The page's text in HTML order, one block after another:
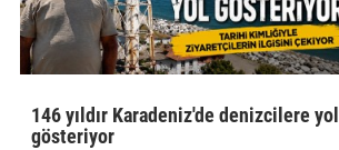
146 yıldır Karadeniz'de denizcilere yol
gösteriyor